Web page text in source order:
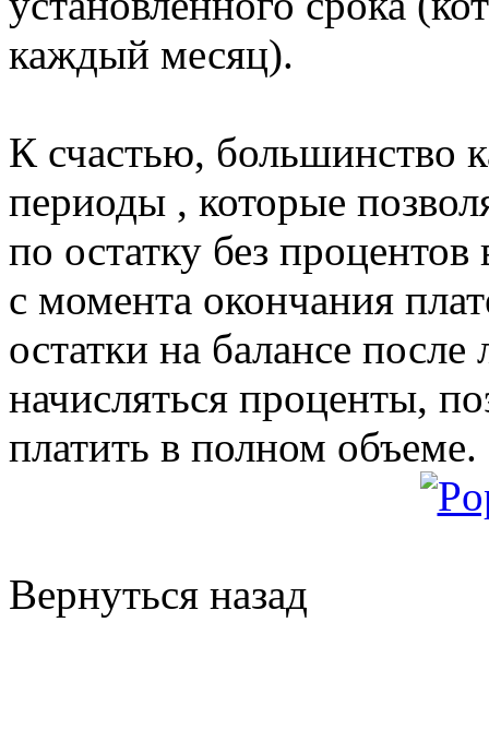
каждый месяц).
К счастью, большинство
периоды , которые
по остатку без
с момента окончания
остатки на балансе после
начисляться проценты,
платить в полном объеме.
Вернуться назад